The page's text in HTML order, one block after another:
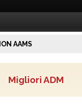
AAMS
Migliori ADM